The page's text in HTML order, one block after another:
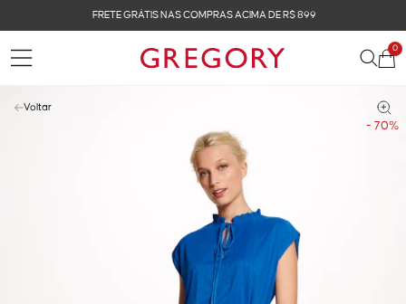
FRETE GRÁTIS NAS COMPRAS ACIMA DE R$ 899
0
- 70%
Voltar